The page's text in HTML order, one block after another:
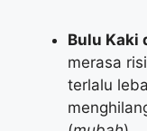
Bulu Kaki
merasa
terlalu